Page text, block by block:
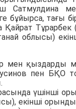
Сатмулдина
тағы
облысы)
мен қыздарды
пен БҚО
үшінші
екінші